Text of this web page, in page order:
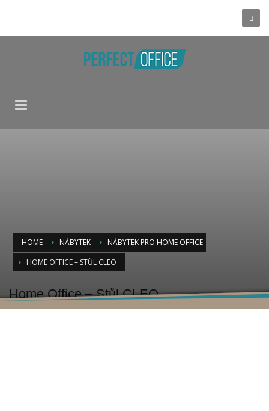
HOME NÁBYTEK
NÁBYTEK PRO HOME OFFICE
HOME OFFICE – STŮL CLEO
Home Office – Stůl CLEO